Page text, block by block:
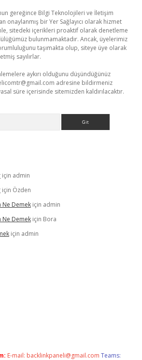
gereğince Bilgi Teknolojileri ve İletişim
onaylanmış bir Yer Sağlayıcı olarak hizmet
sitedeki içerikleri proaktif olarak denetleme
bulunmamaktadır. Ancak, üyelerimiz
taşımakta olup, siteye üye olarak
sayılırlar.
aykırı olduğunu düşündüğünüz
adresine bildirmeniz
süre içerisinde sitemizden kaldırılacaktır.
için admin
için Özden
Ne Demek için admin
Ne Demek için Bora
için admin
E-mail: backlinkpaneli@gmail.com Teams: